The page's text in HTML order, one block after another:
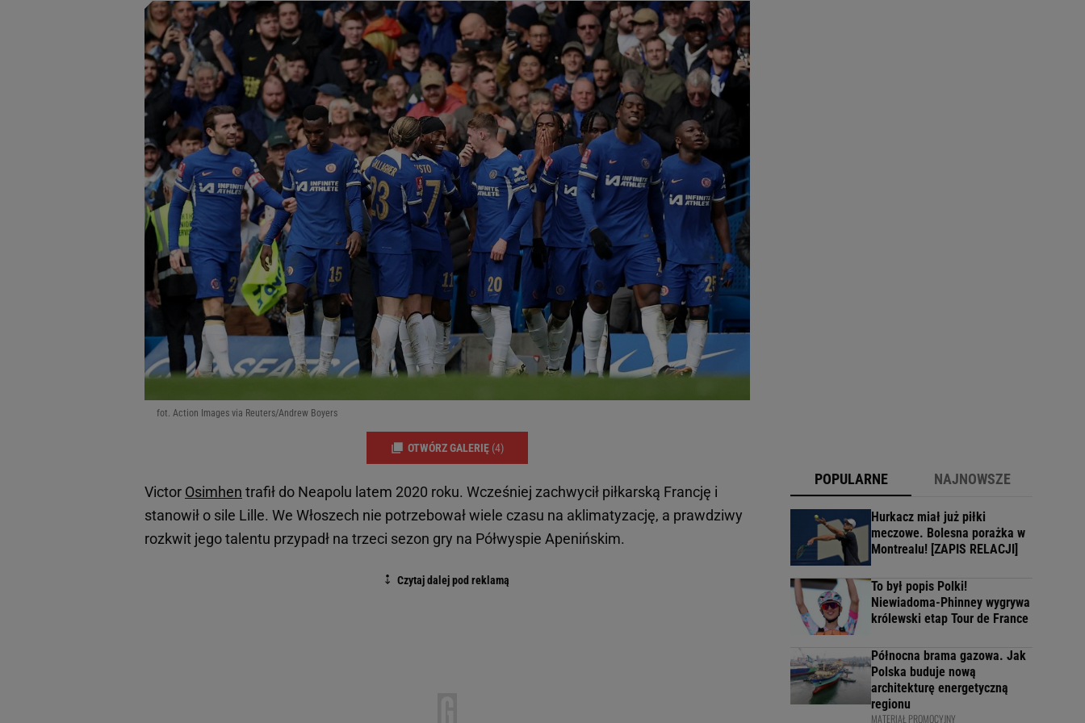
fot. Action Images via Reuters/Andrew Boyers
OTWÓRZ GALERIĘ (4)
Victor Osimhen trafił do Neapolu latem 2020 roku. Wcześniej zachwycił piłkarską Francję i
stanowił o sile Lille. We Włoszech nie potrzebował wiele czasu na aklimatyzację, a prawdziwy
rozkwit jego talentu przypadł na trzeci sezon gry na Półwyspie Apenińskim.
POPULARNE NAJNOWSZE
Hurkacz miał już piłki
meczowe. Bolesna porażka w
Montrealu! [ZAPIS RELACJI]
To był popis Polki!
Niewiadoma-Phinney wygrywa
królewski etap Tour de France
Północna brama gazowa. Jak
Polska buduje nową
architekturę energetyczną
regionu
MATERIAŁ PROMOCYJNY